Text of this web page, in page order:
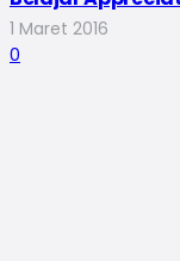
1 Maret 2016
0